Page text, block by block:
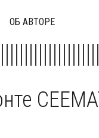
ОБ АВТОРЕ